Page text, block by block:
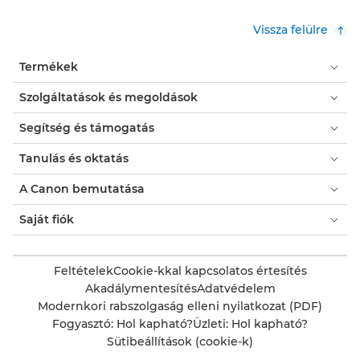
Vissza felülre
Termékek
Szolgáltatások és megoldások
Segítség és támogatás
Tanulás és oktatás
A Canon bemutatása
Saját fiók
FeltételekCookie-kkal kapcsolatos értesítés
AkadálymentesítésAdatvédelem
Modernkori rabszolgaság elleni nyilatkozat (PDF)
Fogyasztó: Hol kapható?Üzleti: Hol kapható?
Sütibeállítások (cookie-k)